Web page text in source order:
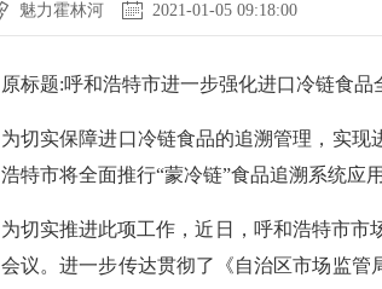
魅力霍林河 2021-01-05 09:18:00
原标题:呼和浩特市进一步强化进口冷链食品
为切实保障进口冷链食品的追溯管理，实
浩特市将全面推行“蒙冷链”食品追溯系统应用
为切实推进此项工作，近日，呼和浩特市市
会议。进一步传达贯彻了《自治区市场监